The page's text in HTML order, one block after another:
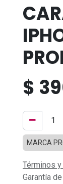
$
MARCA
Términos
Garantía